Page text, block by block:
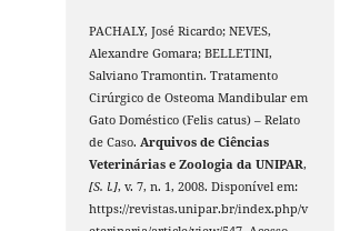
PACHALY, José Ricardo; NEVES,
Alexandre Gomara; BELLETINI,
Salviano Tramontin. Tratamento
Cirúrgico de Osteoma Mandibular em
Gato Doméstico (Felis catus) – Relato
de Caso.Arquivos de Ciências
Veterinárias e Zoologia da UNIPAR,
[S. l.], v. 7, n. 1, 2008. Disponível em:
https://revistas.unipar.br/index.php/v